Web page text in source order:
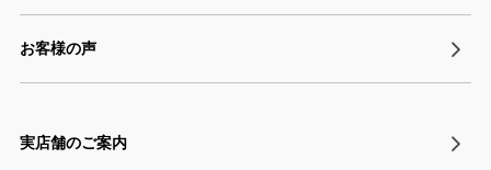
お客様の声
実店舗のご案内